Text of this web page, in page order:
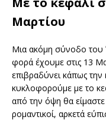
Μαρτίου
Μια ακόμη σύνοδο του
φορά έχουμε στις 13
επιβραδύνει κάπως
κυκλοφορούμε με το
από την όψη θα είμαστε
ρομαντικοί, αρκετά